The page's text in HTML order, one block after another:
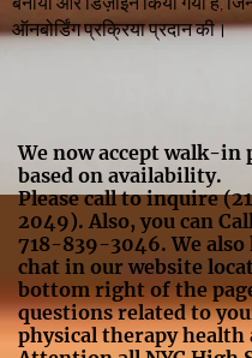
ऑनबोर्डिंग प्रक्रिया प्रदान की।
We now accept walk-in
based on availability.
Please call to inquire
2049). Also, you can
718-839-3046. We
chat in our website
bottom right of the
questions related to
physical therapy health